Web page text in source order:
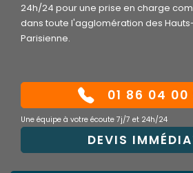
24h/24 pour une prise en charge
dans toute l'agglomération des
Parisienne.
­01 86 04 00
Une équipe à votre écoute 7j/7 et 24h/24
DEVIS